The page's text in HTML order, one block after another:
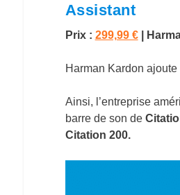
Assistant
Prix : 299,99 €
Harman Kardon
Ainsi, l’entreprise
barre de son de
Citation 200.